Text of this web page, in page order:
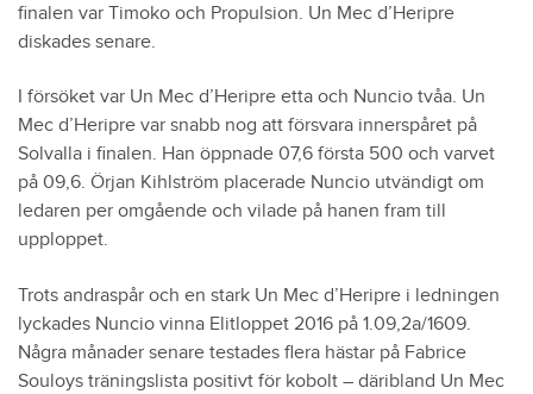
finalen var Timoko och Propulsion. Un Mec d’Heripre
diskades senare.
I försöket var Un Mec d’Heripre etta och Nuncio tvåa. Un
Mec d’Heripre var snabb nog att försvara innerspåret på
Solvalla i finalen. Han öppnade 07,6 första 500 och varvet
på 09,6. Örjan Kihlström placerade Nuncio utvändigt om
ledaren per omgående och vilade på hanen fram till
upploppet.
Trots andraspår och en stark Un Mec d’Heripre i ledningen
lyckades Nuncio vinna Elitloppet 2016 på 1.09,2a/1609.
Några månader senare testades flera hästar på Fabrice
Souloys träningslista positivt för kobolt – däribland Un Mec